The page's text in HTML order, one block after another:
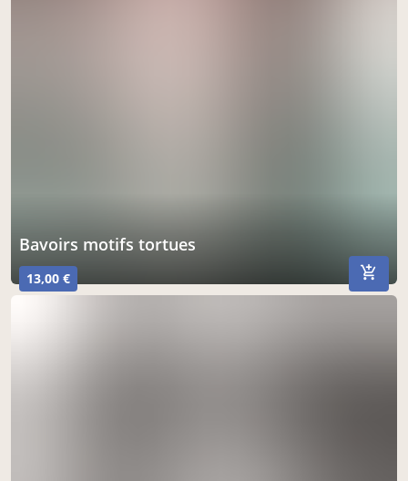
bavoirs motifs tortues
13,00 €